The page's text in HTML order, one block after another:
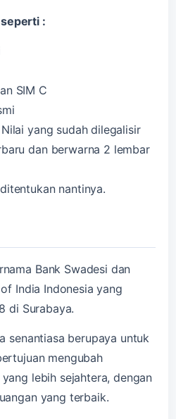
:
SIM C
yang sudah dilegalisir
dan berwarna 2 lembar
nantinya.
Bank Swadesi dan
India Indonesia yang
di Surabaya.
senantiasa berupaya untuk
mengubah
lebih sejahtera, dengan
yang terbaik.